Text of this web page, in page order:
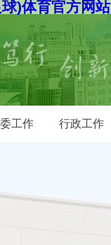
)体育官方网站
工作 行政工作